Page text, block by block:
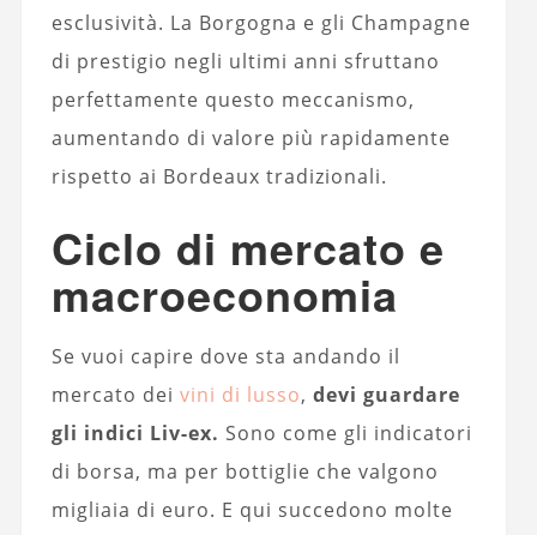
esclusività. La Borgogna e gli Champagne
di prestigio negli ultimi anni sfruttano
perfettamente questo meccanismo,
aumentando di valore più rapidamente
rispetto ai Bordeaux tradizionali.
Ciclo di mercato e
macroeconomia
Se vuoi capire dove sta andando il
mercato dei vini di lusso, devi guardare
gli indici Liv-ex. Sono come gli indicatori
di borsa, ma per bottiglie che valgono
migliaia di euro. E qui succedono molte